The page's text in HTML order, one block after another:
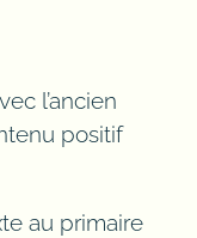
l’ancien
positif
au primaire